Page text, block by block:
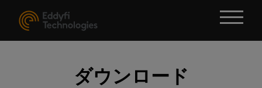
ダウンロード